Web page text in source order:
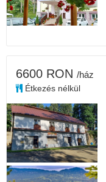
6600 RON /ház
Étkezés nélkül